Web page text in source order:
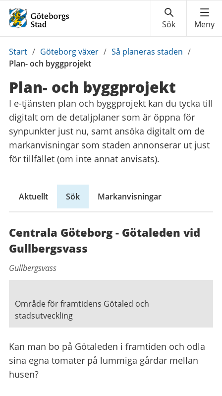
Du
är
Start / Göteborg växer / Så planeras staden /
Plan- och byggprojekt
Plan- och byggprojekt
I e-tjänsten plan och byggprojekt kan du tycka till
digitalt om de detaljplaner som är öppna för
synpunkter just nu, samt ansöka digitalt om de
markanvisningar som staden annonserar ut just
för tillfället (om inte annat anvisats).
Aktuellt Sök Markanvisningar
Centrala Göteborg - Götaleden vid
Gullbergsvass
Gullbergsvass
Område för framtidens Götaled och
stadsutveckling
Kan man bo på Götaleden i framtiden och odla
sina egna tomater på lummiga gårdar mellan
husen?